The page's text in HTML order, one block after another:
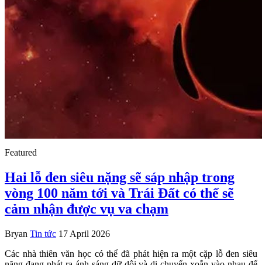
Featured
Hai lỗ đen siêu nặng sẽ sáp nhập trong
vòng 100 năm tới và Trái Đất có thể sẽ
cảm nhận được vụ va chạm
Bryan Tin tức 17 April 2026
Các nhà thiên văn học có thể đã phát hiện ra một cặp lỗ đen siêu